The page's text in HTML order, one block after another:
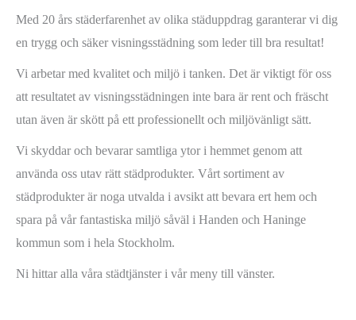
Med 20 års städerfarenhet av olika städuppdrag garanterar vi dig
en trygg och säker visningsstädning som leder till bra resultat!
Vi arbetar med kvalitet och miljö i tanken. Det är viktigt för oss
att resultatet av visningsstädningen inte bara är rent och fräscht
utan även är skött på ett professionellt och miljövänligt sätt.
Vi skyddar och bevarar samtliga ytor i hemmet genom att
använda oss utav rätt städprodukter. Vårt sortiment av
städprodukter är noga utvalda i avsikt att bevara ert hem och
spara på vår fantastiska miljö såväl i Handen och Haninge
kommun som i hela Stockholm.
Ni hittar alla våra städtjänster i vår meny till vänster.